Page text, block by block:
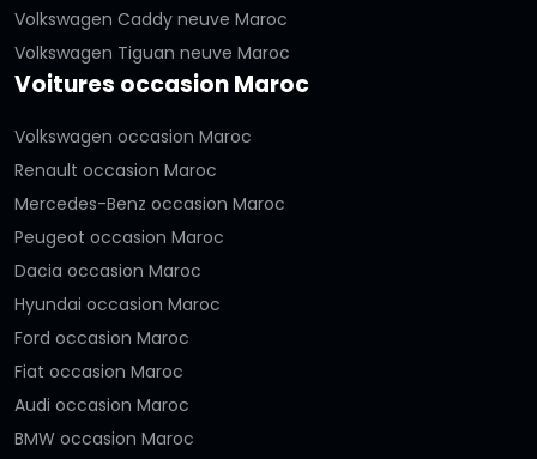
Volkswagen Caddy neuve Maroc
Volkswagen Tiguan neuve Maroc
Voitures occasion Maroc
Volkswagen occasion Maroc
Renault occasion Maroc
Mercedes-Benz occasion Maroc
Peugeot occasion Maroc
Dacia occasion Maroc
Hyundai occasion Maroc
Ford occasion Maroc
Fiat occasion Maroc
Audi occasion Maroc
BMW occasion Maroc